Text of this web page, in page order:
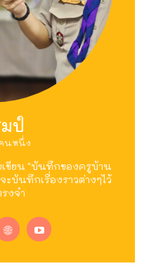
ป์
นหนึ่ง
เขียน "บันทึกของครูบ้าน
บันทึกเรื่องราวต่างๆไว้
งจำ